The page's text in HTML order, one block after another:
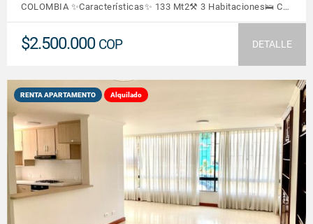
COLOMBIA ✨Características✨ 133 Mt2⚒️ 3 Habitaciones🛌 C…
$2.500.000 COP DETALLE
RENTA APARTAMENTO Alquilado
VER DETALLES